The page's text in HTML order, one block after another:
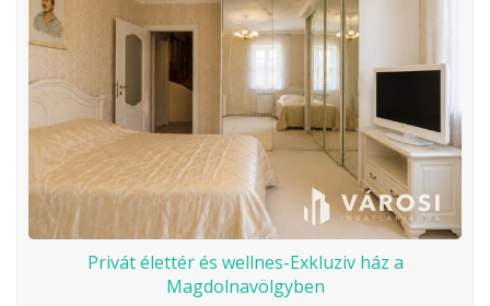
Privát élettér és wellnes-Exkluziv ház a
Magdolnavölgyben